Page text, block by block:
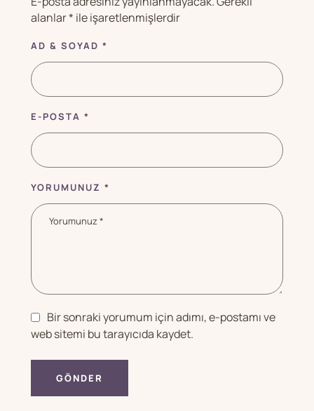
alanlar* ile işaretlenmişlerdir
YORUMUNUZ *
AD & SOYAD *
E-POSTA *
Bir sonraki yorumum için adımı, e-postamı ve
web sitemi bu tarayıcıda kaydet.
GÖNDER